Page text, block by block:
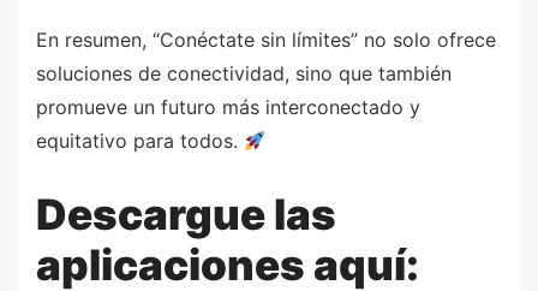
En resumen, “Conéctate sin límites” no solo ofrece
soluciones de conectividad, sino que también
promueve un futuro más interconectado y
equitativo para todos.
Descargue las
aplicaciones aquí: